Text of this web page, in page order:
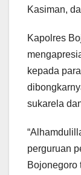
Kasiman,
Kapolres
kepada
sukarela
perguruan
Bojonegoro